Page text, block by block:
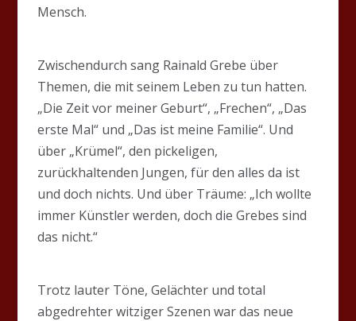
Mensch.
Zwischendurch sang Rainald Grebe über
Themen, die mit seinem Leben zu tun hatten.
„Die Zeit vor meiner Geburt“, „Frechen“, „Das
erste Mal“ und „Das ist meine Familie“. Und
über „Krümel“, den pickeligen,
zurückhaltenden Jungen, für den alles da ist
und doch nichts. Und über Träume: „Ich wollte
immer Künstler werden, doch die Grebes sind
das nicht.“
Trotz lauter Töne, Gelächter und total
abgedrehter witziger Szenen war das neue